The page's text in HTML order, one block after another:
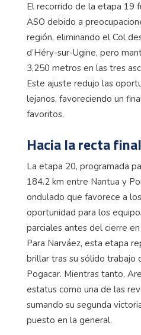
El recorrido de la etapa 19
ASO debido a
región, eliminando el Col
d’Héry-sur-Ugine, pero
3,250 metros en las tres
Este ajuste redujo las
lejanos, favoreciendo un
favoritos.
Hacia la recta final
La etapa 20, programada
184.2 km entre Nantua y
ondulado que favorece a
oportunidad para los
parciales antes del cierre
Para Narváez, esta etapa
brillar tras su sólido trabajo
Pogacar. Mientras tanto,
estatus como una de las
sumando su segunda
puesto en la general.